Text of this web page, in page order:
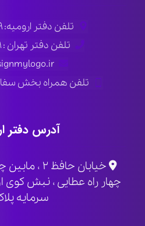
تلفن دفتر ارومیه: ۰۴۴۳۲۲۲۲۹۹۹
تلفن دفتر تهران : ۰۹۱۲۲۲۶۵۲۸۹
تلفن همراه بخش سفارش:
آدرس دفتر
خیابان
چهار راه عطایی ، نبش کوی
سرمایه پلاک